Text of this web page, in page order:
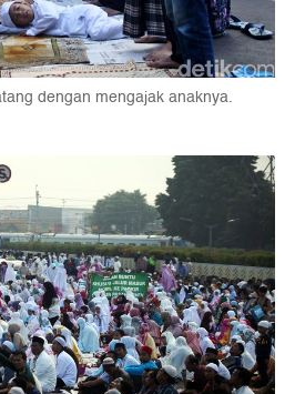
dengan mengajak anaknya.